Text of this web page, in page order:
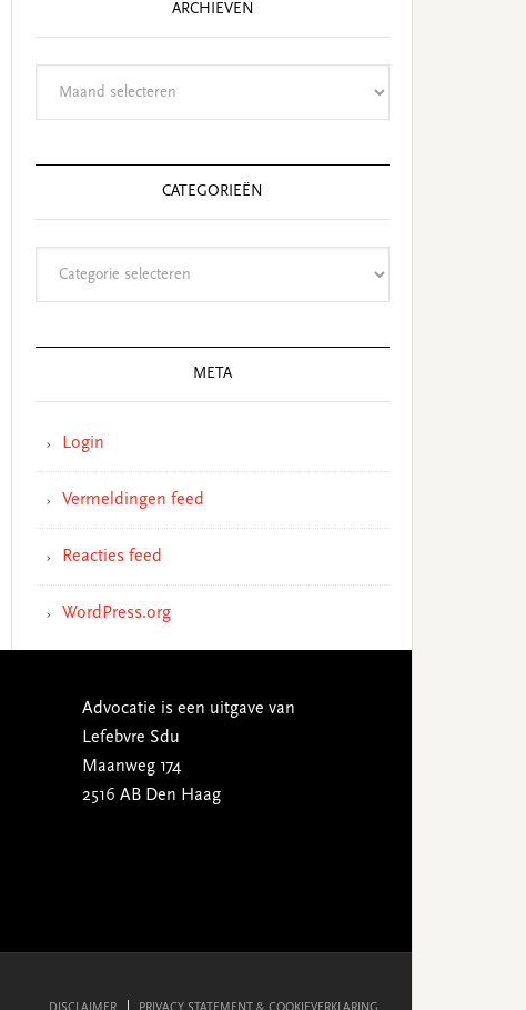
ARCHIEVEN
CATEGORIEËN
META
Login
Vermeldingen feed
Reacties feed
WordPress.org
Advocatie is een uitgave van
Lefebvre Sdu
Maanweg 174
2516 AB Den Haag